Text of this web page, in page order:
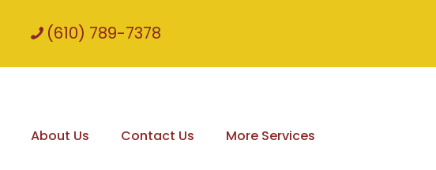
(610) 789-7378
About Us Contact Us More Services